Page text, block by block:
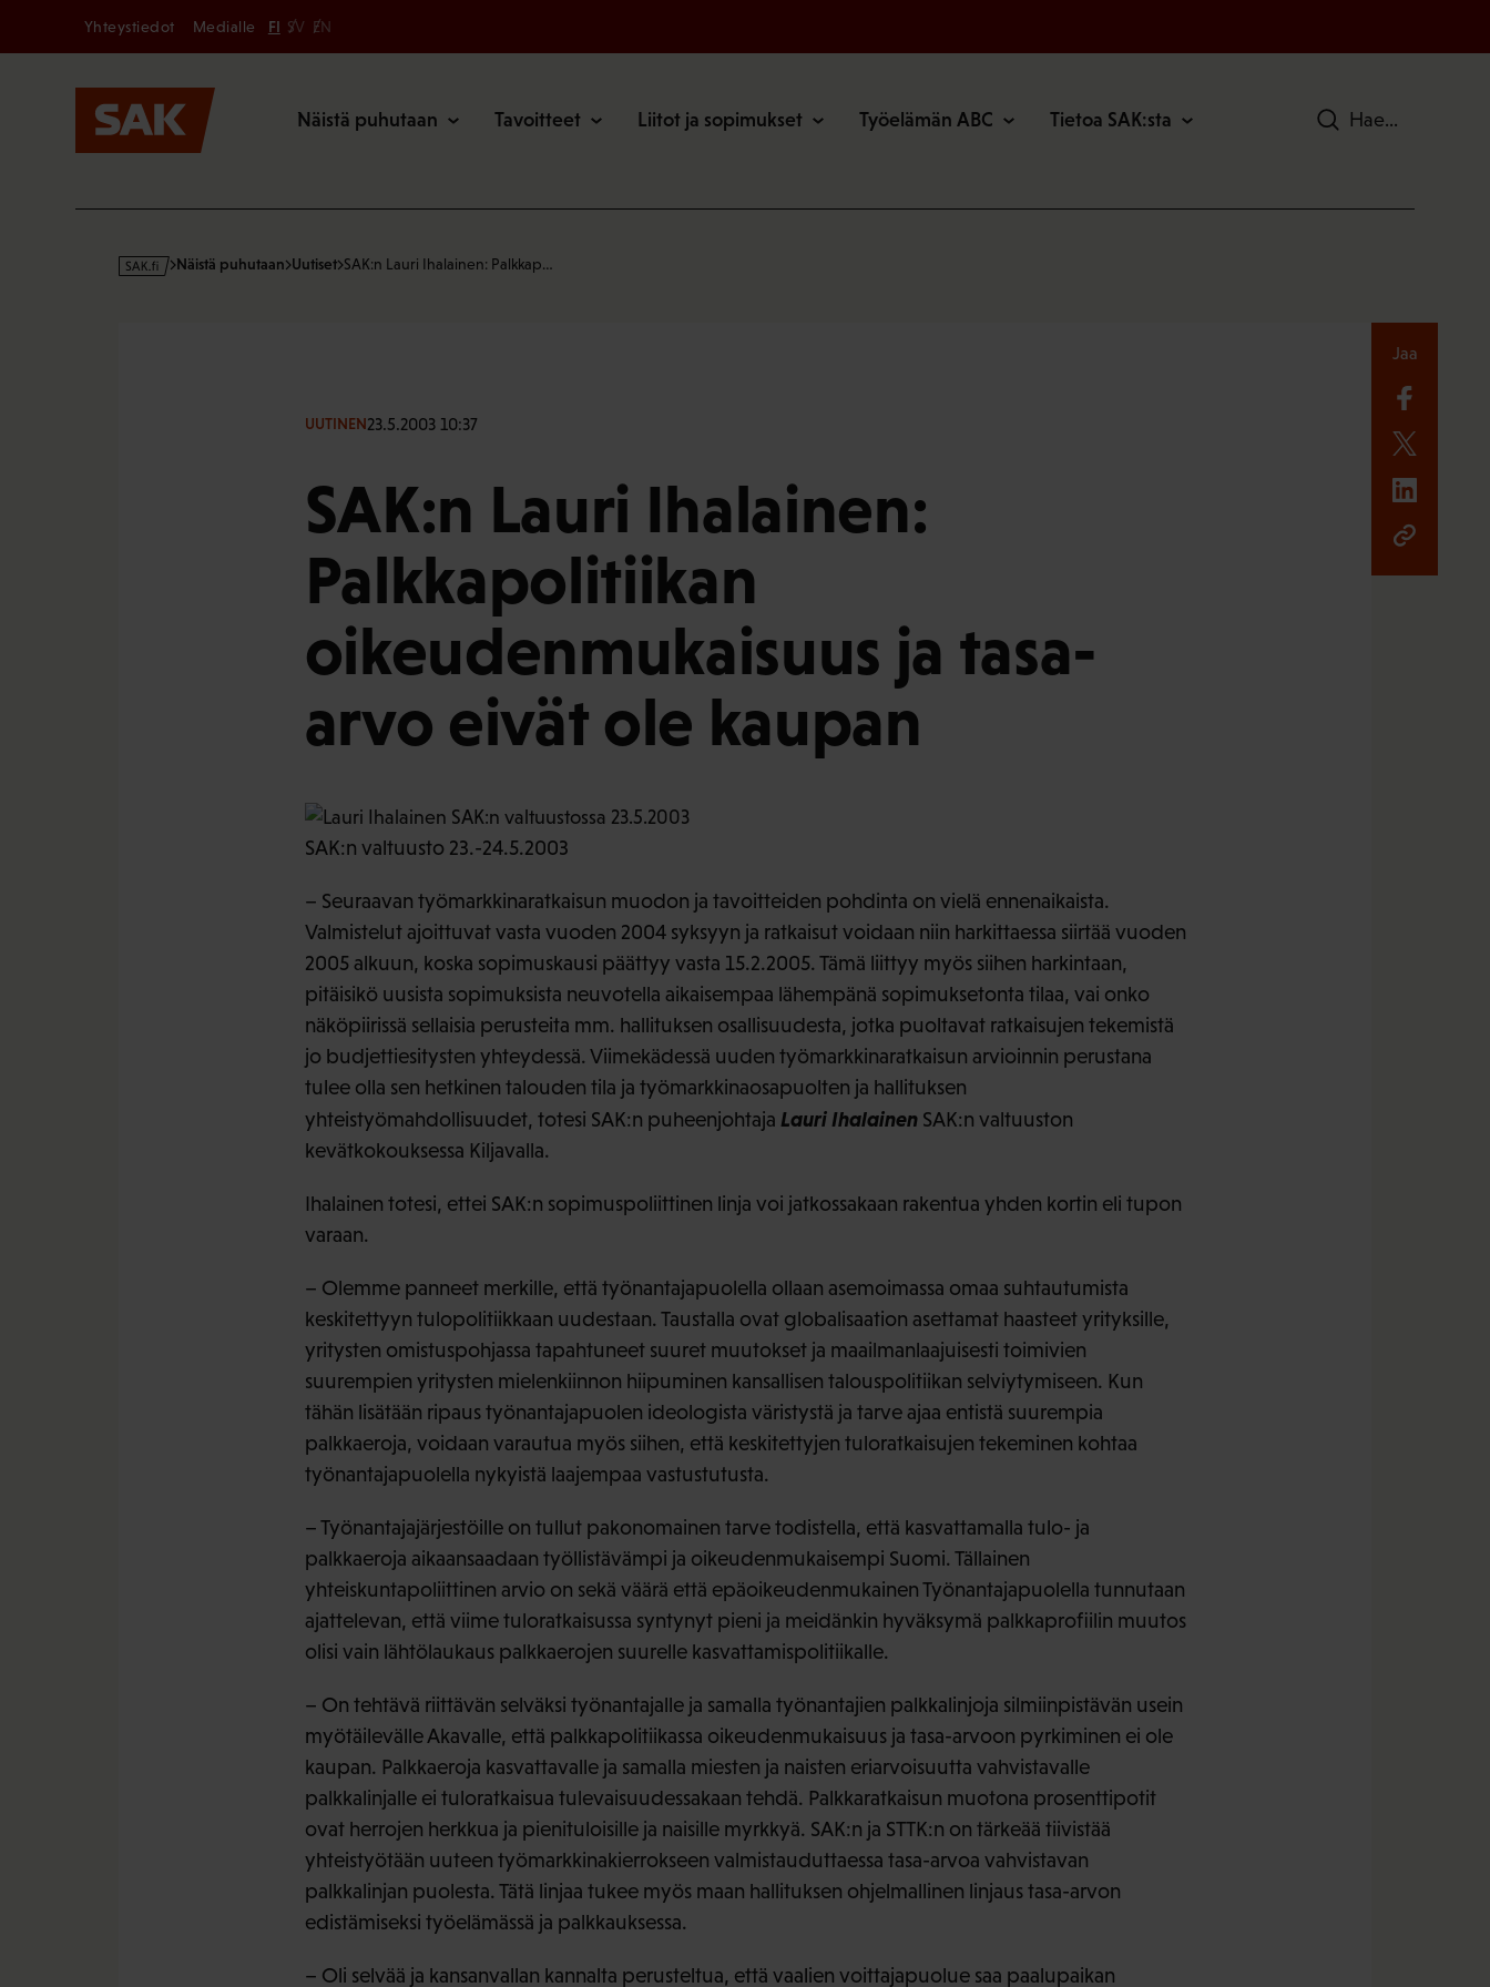
Secondary
Yhteystiedot Medialle FI SV EN
Näistä puhutaan Tavoitteet Liitot ja sopimukset Työelämän ABC Tietoa SAK:sta Hae
s
Näistä puhutaan Uutiset SAK:n Lauri Ihalainen: Palkkap…
UUTINEN23.5.2003 10:37
SAK:n Lauri Ihalainen:
Palkkapolitiikan
oikeudenmukaisuus ja tasa-
arvo eivät ole kaupan
SAK:n valtuusto 23.-24.5.2003
– Seuraavan työmarkkinaratkaisun muodon ja tavoitteiden pohdinta on vielä ennenaikaista.
Valmistelut ajoittuvat vasta vuoden 2004 syksyyn ja ratkaisut voidaan niin harkittaessa siirtää vuoden
2005 alkuun, koska sopimuskausi päättyy vasta 15.2.2005. Tämä liittyy myös siihen harkintaan,
pitäisikö uusista sopimuksista neuvotella aikaisempaa lähempänä sopimuksetonta tilaa, vai onko
näköpiirissä sellaisia perusteita mm. hallituksen osallisuudesta, jotka puoltavat ratkaisujen tekemistä
jo budjettiesitysten yhteydessä. Viimekädessä uuden työmarkkinaratkaisun arvioinnin perustana
tulee olla sen hetkinen talouden tila ja työmarkkinaosapuolten ja hallituksen
yhteistyömahdollisuudet, totesi SAK:n puheenjohtaja Lauri IhalainenSAK:n valtuuston
kevätkokouksessa Kiljavalla.
Ihalainen totesi, ettei SAK:n sopimuspoliittinen linja voi jatkossakaan rakentua yhden kortin eli tupon
varaan.
– Olemme panneet merkille, että työnantajapuolella ollaan asemoimassa omaa suhtautumista
keskitettyyn tulopolitiikkaan uudestaan. Taustalla ovat globalisaation asettamat haasteet yrityksille,
yritysten omistuspohjassa tapahtuneet suuret muutokset ja maailmanlaajuisesti toimivien
suurempien yritysten mielenkiinnon hiipuminen kansallisen talouspolitiikan selviytymiseen. Kun
tähän lisätään ripaus työnantajapuolen ideologista väristystä ja tarve ajaa entistä suurempia
palkkaeroja, voidaan varautua myös siihen, että keskitettyjen tuloratkaisujen tekeminen kohtaa
työnantajapuolella nykyistä laajempaa vastustutusta.
– Työnantajajärjestöille on tullut pakonomainen tarve todistella, että kasvattamalla tulo- ja
palkkaeroja aikaansaadaan työllistävämpi ja oikeudenmukaisempi Suomi. Tällainen
yhteiskuntapoliittinen arvio on sekä väärä että epäoikeudenmukainen Työnantajapuolella tunnutaan
ajattelevan, että viime tuloratkaisussa syntynyt pieni ja meidänkin hyväksymä palkkaprofiilin muutos
olisi vain lähtölaukaus palkkaerojen suurelle kasvattamispolitiikalle.
– On tehtävä riittävän selväksi työnantajalle ja samalla työnantajien palkkalinjoja silmiinpistävän usein
myötäilevälle Akavalle, että palkkapolitiikassa oikeudenmukaisuus ja tasa-arvoon pyrkiminen ei ole
kaupan. Palkkaeroja kasvattavalle ja samalla miesten ja naisten eriarvoisuutta vahvistavalle
palkkalinjalle ei tuloratkaisua tulevaisuudessakaan tehdä. Palkkaratkaisun muotona prosenttipotit
ovat herrojen herkkua ja pienituloisille ja naisille myrkkyä. SAK:n ja STTK:n on tärkeää tiivistää
yhteistyötään uuteen työmarkkinakierrokseen valmistauduttaessa tasa-arvoa vahvistavan
palkkalinjan puolesta. Tätä linjaa tukee myös maan hallituksen ohjelmallinen linjaus tasa-arvon
edistämiseksi työelämässä ja palkkauksessa.
– Oli selvää ja kansanvallan kannalta perusteltua, että vaalien voittajapuolue saa paalupaikan
Jaa